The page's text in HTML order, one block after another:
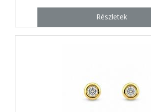
Részletek